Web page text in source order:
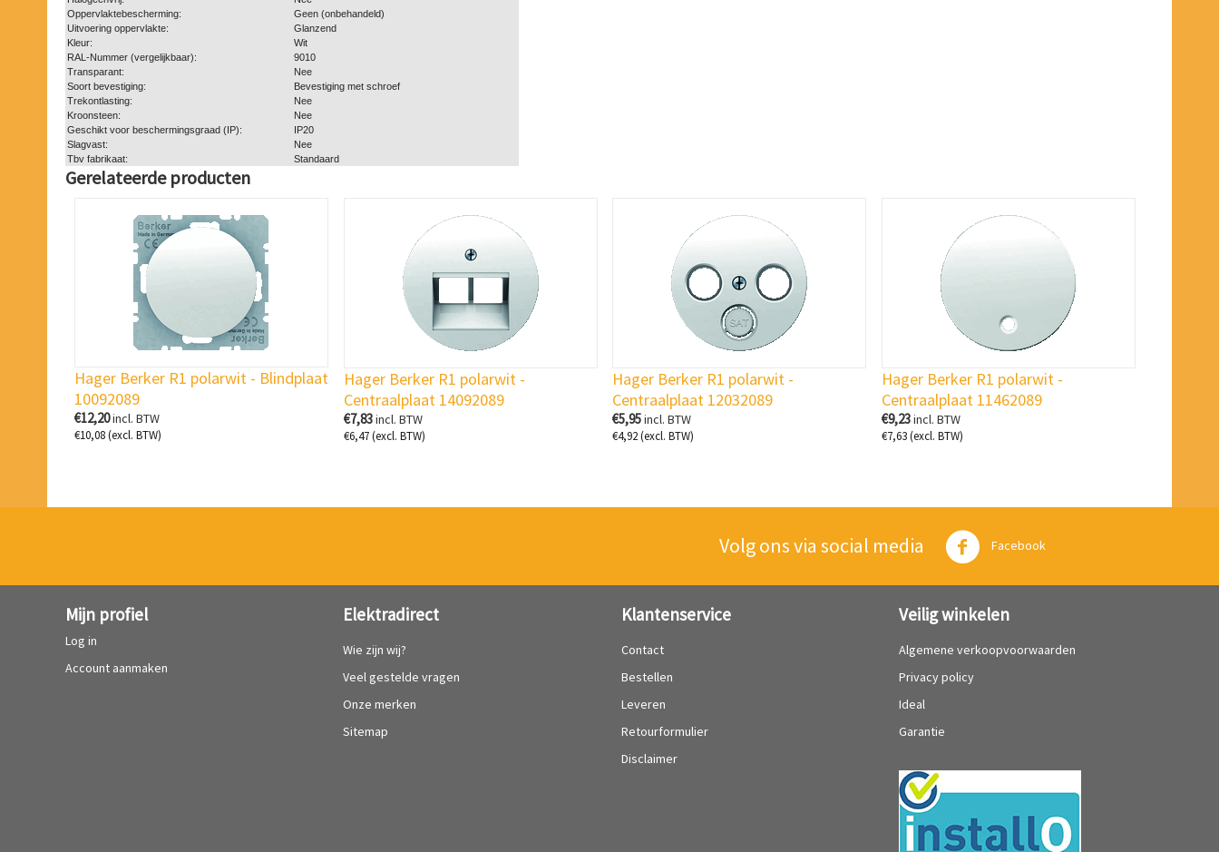
Oppervlaktebescherming:
Geen (onbehandeld)
Uitvoering oppervlakte:
Glanzend
Kleur:
Wit
RAL-Nummer (vergelijkbaar):
9010
Transparant:
Nee
Soort bevestiging:
Bevestiging met schroef
Trekontlasting:
Nee
Kroonsteen:
Nee
Geschikt voor beschermingsgraad (IP):
IP20
Slagvast:
Nee
Tbv fabrikaat:
Standaard
Gerelateerde producten
Hager Berker R1 polarwit - Blindplaat
10092089
€12,20incl. BTW
€10,08(excl. BTW)
Hager Berker R1 polarwit -
Centraalplaat 14092089
€7,83incl. BTW
€6,47(excl. BTW)
Hager Berker R1 polarwit -
Centraalplaat 12032089
€5,95incl. BTW
€4,92(excl. BTW)
Hager Berker R1 polarwit -
Centraalplaat 11462089
€9,23incl. BTW
€7,63(excl. BTW)
Volg ons via social media Facebook
Mijn profiel
Log in
Account aanmaken
Elektradirect
Wie zijn wij?
Veel gestelde vragen
Onze merken
Sitemap
Klantenservice
Contact
Bestellen
Leveren
Retourformulier
Disclaimer
Veilig winkelen
Algemene verkoopvoorwaarden
Privacy policy
Ideal
Garantie